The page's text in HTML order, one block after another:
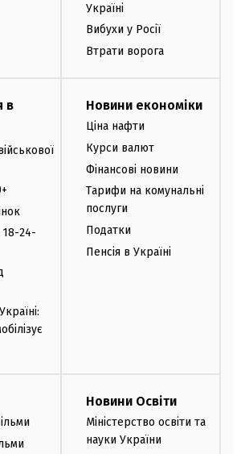
Україні
Вибухи у Росії
Втрати ворога
в
18-24-
Новини економіки
Ціна нафти
Курси валют
Фінансові новини
Тарифи на комунальні
послуги
Податки
Пенсія в Україні
Новини Освіти
Міністерство освіти та
науки України